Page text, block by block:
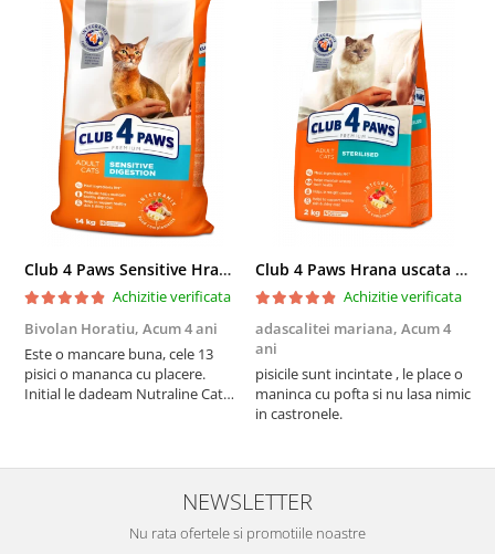
Club 4 Paws Sensitive Hrana uscata pisici adulte, 14kg
Achizitie verificata
Bivolan Horatiu, Acum 4 ani
Este o mancare buna, cele 13
pisici o mananca cu placere.
Initial le dadeam Nutraline Cat
nu o mananca cu placere. Eu
sunt multumit si voi continua cu
Club 4 Paws Hrana uscata pisici sterilizate, 2kg
Achizitie verificata
adascalitei mariana, Acum 4
ani
pisicile sunt incintate , le place o
maninca cu pofta si nu lasa nimic
in castronele.
NEWSLETTER
Nu rata ofertele si promotiile noastre